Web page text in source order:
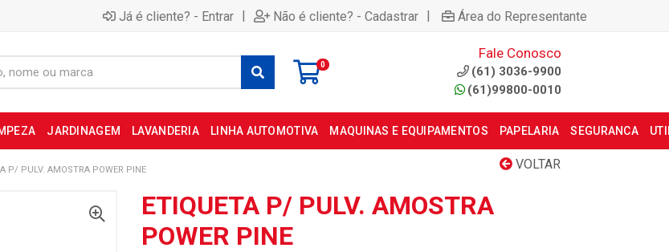
Já é cliente? - Entrar | Não é cliente? - Cadastrar | Área do Representante
0
Fale Conosco
(61) 3036-9900
(61)99800-0010
JARDINAGEM LAVANDERIA LINHA AUTOMOTIVA MAQUINAS E EQUIPAMENTOS PAPELARIA SEGURANCA
VOLTAR
P/ PULV. AMOSTRA POWER PINE
ETIQUETA P/ PULV. AMOSTRA
POWER PINE